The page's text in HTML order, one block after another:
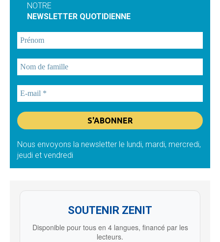
NOTRE
NEWSLETTER QUOTIDIENNE
Nous envoyons la newsletter le lundi, mardi, mercredi,
jeudi et vendredi
SOUTENIR ZENIT
Disponible pour tous en 4 langues, financé par les
lecteurs.